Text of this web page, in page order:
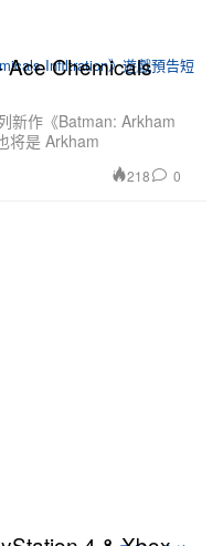
Ace Chemicals
新作《Batman: Arkham
将是 Arkham
218 0